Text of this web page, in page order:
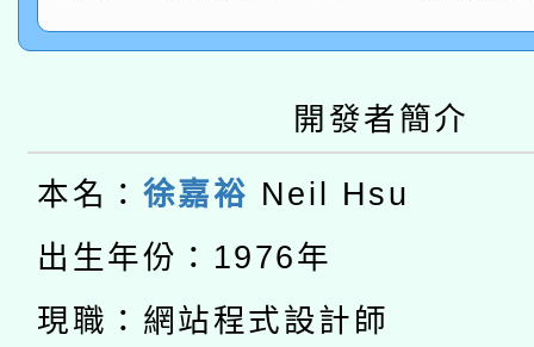
薪期間赴陸應申請許可
轉知經濟部水利署委託
業技術研究院辦理「
用水績優單位及節水達
動」
115年8月22日(星期六
桃園市孔廟祈福系列
開 智慧啟航」
2026年桃園地景藝術
本校115學年度第2次
招甄選結果公告(無人
開發者簡介
本名： 徐嘉裕 Neil Hsu
出生年份：1976年
現職：網站程式設計師